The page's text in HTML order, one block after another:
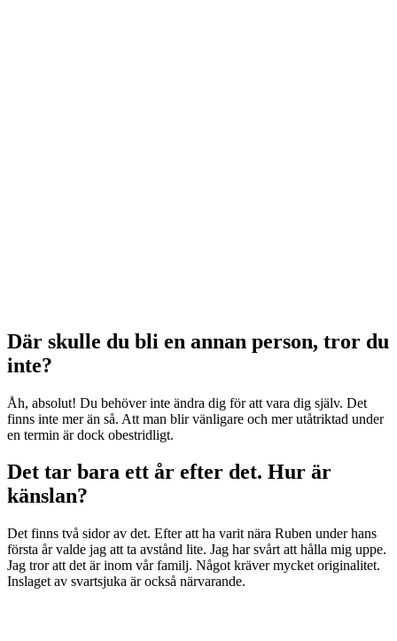
Där skulle du bli en annan person, tror du
inte?
Åh, absolut! Du behöver inte ändra dig för att vara dig själv. Det
finns inte mer än så. Att man blir vänligare och mer utåtriktad under
en termin är dock obestridligt.
Det tar bara ett år efter det. Hur är
känslan?
Det finns två sidor av det. Efter att ha varit nära Ruben under hans
första år valde jag att ta avstånd lite. Jag har svårt att hålla mig uppe.
Jag tror att det är inom vår familj. Något kräver mycket originalitet.
Inslaget av svartsjuka är också närvarande.